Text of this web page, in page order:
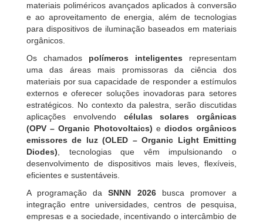
materiais poliméricos avançados aplicados à conversão
e ao aproveitamento de energia, além de tecnologias
para dispositivos de iluminação baseados em materiais
orgânicos.
Os chamados polímeros inteligentes representam
uma das áreas mais promissoras da ciência dos
materiais por sua capacidade de responder a estímulos
externos e oferecer soluções inovadoras para setores
estratégicos. No contexto da palestra, serão discutidas
aplicações envolvendo células solares orgânicas
(OPV – Organic Photovoltaics) e diodos orgânicos
emissores de luz (OLED – Organic Light Emitting
Diodes), tecnologias que vêm impulsionando o
desenvolvimento de dispositivos mais leves, flexíveis,
eficientes e sustentáveis.
A programação daSNNN 2026busca promover a
integração entre universidades, centros de pesquisa,
empresas e a sociedade, incentivando o intercâmbio de